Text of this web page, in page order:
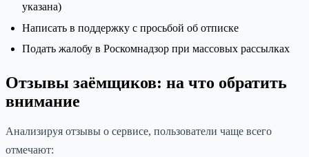
указана)
Написать в поддержку с просьбой об отписке
Подать жалобу в Роскомнадзор при массовых рассылках
Отзывы заёмщиков: на что обратить
внимание
Анализируя отзывы о сервисе, пользователи чаще всего
отмечают: